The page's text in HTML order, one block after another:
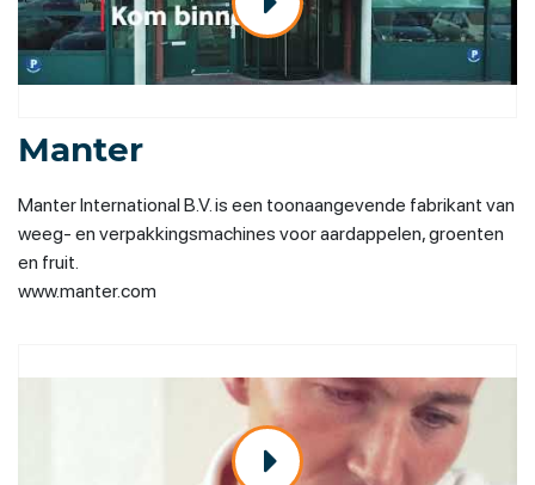
Manter
Manter International B.V. is een toonaangevende fabrikant van
weeg- en verpakkingsmachines voor aardappelen, groenten
en fruit.
www.manter.com